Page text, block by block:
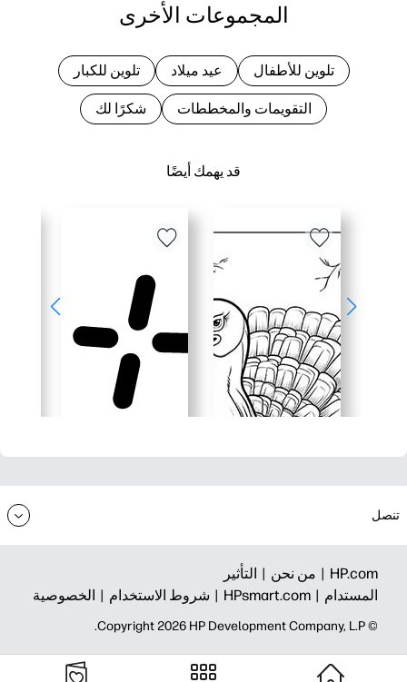
قد يهمك أيضًا
المجموعات الأخرى
تلوين للأطفال عيد ميلاد تلوين للكبار
التقويمات والمخططات شكرًا لك
تنصل
HP.com | من نحن | التأثير
المستدام | HPsmart.com | شروط الاستخدام | الخصوصية
© Copyright 2026 HP Development Company, L.P.